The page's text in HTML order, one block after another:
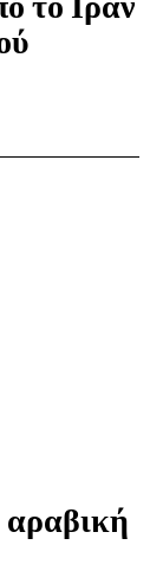
αραβική